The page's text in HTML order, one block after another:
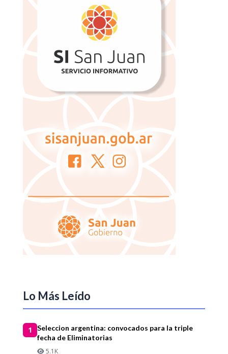
Lo Más Leído
1
Seleccion argentina: convocados para la triple
fecha de Eliminatorias
5.1K